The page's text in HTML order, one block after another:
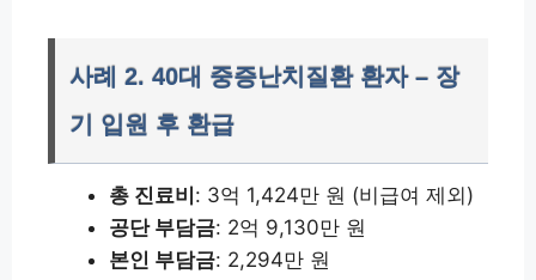
사례 2. 40대 중증난치질환 환자 – 장
기 입원 후 환급
총 진료비 : 3억 1,424만 원 (비급여 제외)
공단 부담금: 2억 9,130만 원
본인 부담금: 2,294만 원